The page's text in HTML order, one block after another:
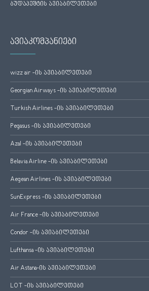
ბუდაპეშტის ავიაბილეთები
ავიაკომპანიები
wizz air -ის ავიაბილეთები
Georgian Airways -ის ავიაბილეთები
Turkish Airlines -ის ავიაბილეთები
Pegasus -ის ავიაბილეთები
Azal -ის ავიაბილეთები
Belavia Airline -ის ავიაბილეთები
Aegean Airlines -ის ავიაბილეთები
SunExpress -ის ავიაბილეთები
Air France -ის ავიაბილეთები
Condor -ის ავიაბილეთები
Lufthansa -ის ავიაბილეთები
Air Astana-ის ავიაბილეთები
LOT -ის ავიაბილეთები